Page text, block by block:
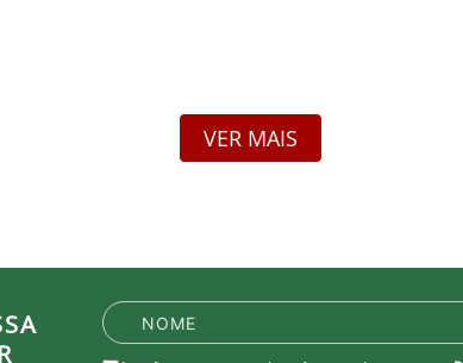
recebe royalties com a venda de cada
VER MAIS